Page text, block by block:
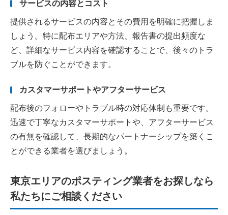
サービスの内容とコスト
提供されるサービスの内容とその費用を明確に把握しま
しょう。特に配布エリアや方法、報告書の提出頻度な
ど、詳細なサービス内容を確認することで、後々のトラ
ブルを防ぐことができます。
カスタマーサポートやアフターサービス
配布後のフォローやトラブル時の対応体制も重要です。
迅速で丁寧なカスタマーサポートや、アフターサービス
の有無を確認して、長期的なパートナーシップを築くこ
とができる業者を選びましょう。
東京エリアのポスティング業者をお探しなら
私たちにご相談ください